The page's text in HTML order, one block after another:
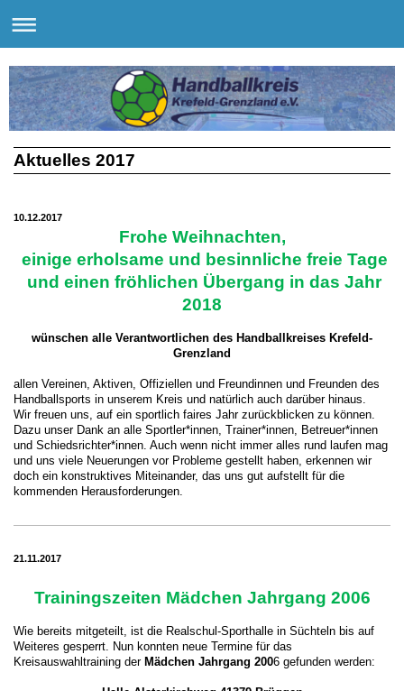
Aktuelles 2017
10.12.2017
Frohe Weihnachten,
einige erholsame und besinnliche freie Tage
und einen fröhlichen Übergang in das Jahr
2018
wünschen alle Verantwortlichen des Handballkreises Krefeld-
Grenzland
allen Vereinen, Aktiven, Offiziellen und Freundinnen und Freunden des
Handballsports in unserem Kreis und natürlich auch darüber hinaus.
Wir freuen uns, auf ein sportlich faires Jahr zurückblicken zu können.
Dazu unser Dank an alle Sportler*innen, Trainer*innen, Betreuer*innen
und Schiedsrichter*innen. Auch wenn nicht immer alles rund laufen mag
und uns viele Neuerungen vor Probleme gestellt haben, erkennen wir
doch ein konstruktives Miteinander, das uns gut aufstellt für die
kommenden Herausforderungen.
21.11.2017
Trainingszeiten Mädchen Jahrgang 2006
Wie bereits mitgeteilt, ist die Realschul-Sporthalle in Süchteln bis auf
Weiteres gesperrt. Nun konnten neue Termine für das
Kreisauswahltraining der Mädchen Jahrgang 2006 gefunden werden: